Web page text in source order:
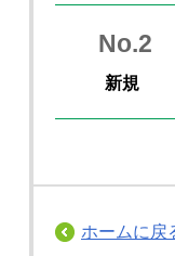
No.2
新規
ホームに戻